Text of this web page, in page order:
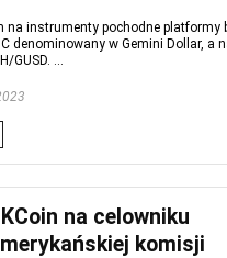
na instrumenty pochodne platformy
denominowany w Gemini Dollar, a
GUSD. ...
na celowniku
komisji